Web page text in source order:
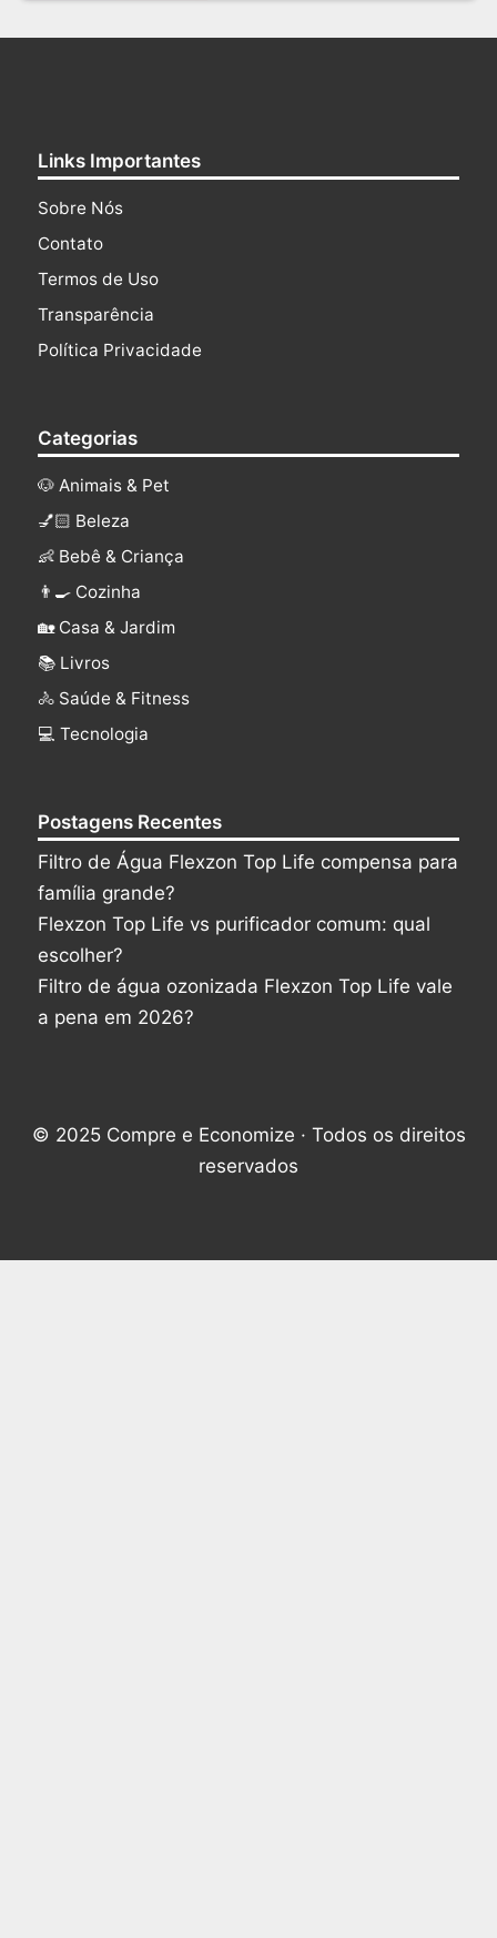
Links Importantes
Sobre Nós
Contato
Termos de Uso
Transparência
Política Privacidade
Categorias
🐶 Animais & Pet
💅🏻 Beleza
👶 Bebê & Criança
👨‍🍳 Cozinha
🏡 Casa & Jardim
📚 Livros
🚴 Saúde & Fitness
‍💻 Tecnologia
Postagens Recentes
Filtro de Água Flexzon Top Life compensa para
família grande?
Flexzon Top Life vs purificador comum: qual
escolher?
Filtro de água ozonizada Flexzon Top Life vale
a pena em 2026?
© 2025 Compre e Economize · Todos os direitos
reservados